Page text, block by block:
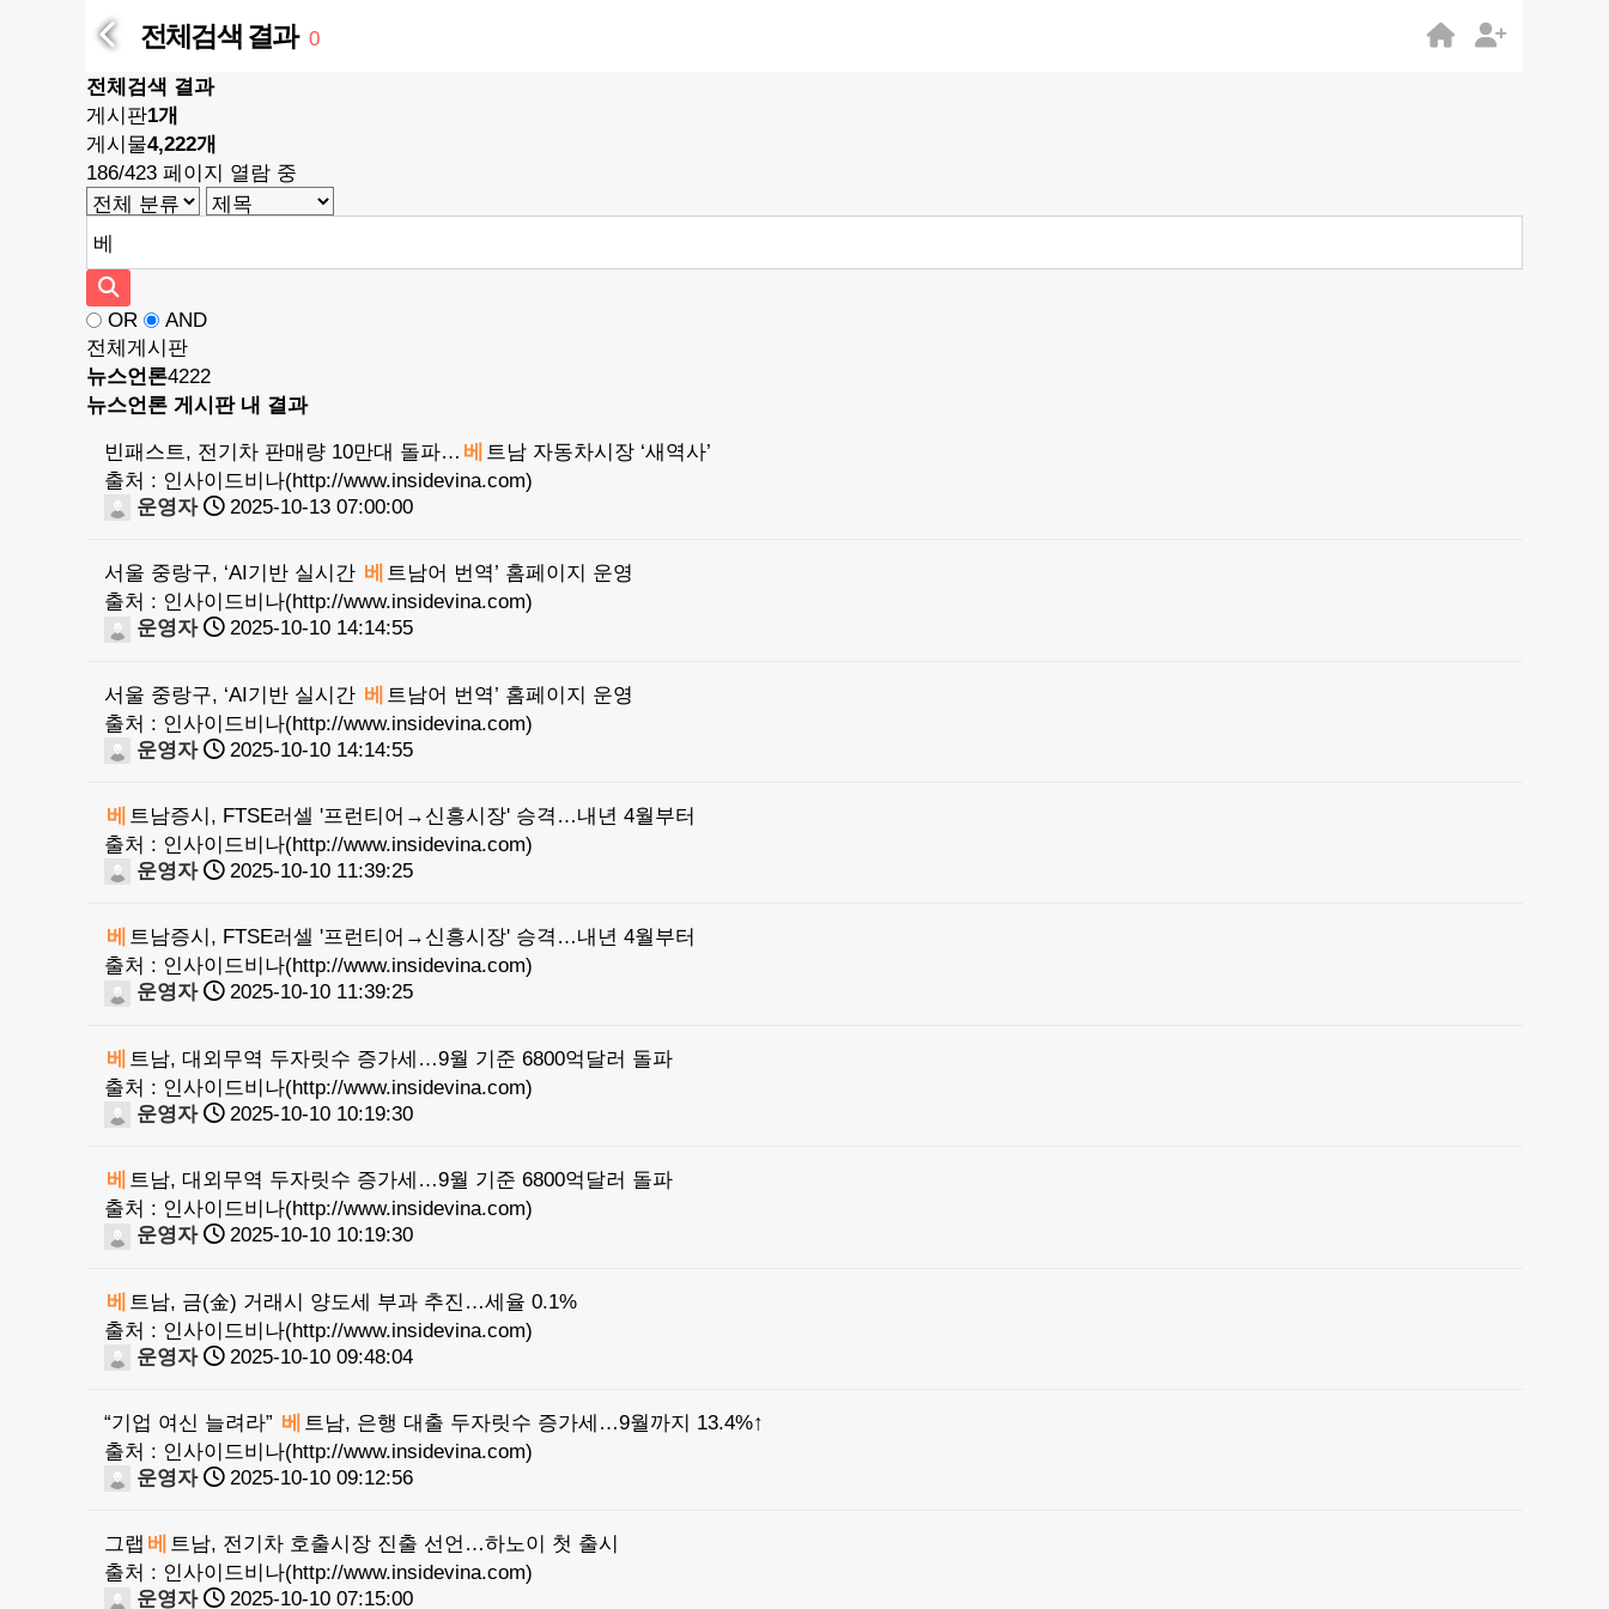
전체검색 결과 0
전체검색 결과
게시판1개
게시물4,222개
186/423 페이지 열람 중
OR
AND
전체게시판
뉴스언론4222
뉴스언론 게시판 내 결과
빈패스트, 전기차 판매량 10만대 돌파… 베 트남 자동차시장 ‘새역사’
출처 : 인사이드비나(http://www.insidevina.com)
운영자
2025-10-13 07:00:00
서울 중랑구, ‘AI기반 실시간 베 트남어 번역’ 홈페이지 운영
출처 : 인사이드비나(http://www.insidevina.com)
운영자
2025-10-10 14:14:55
서울 중랑구, ‘AI기반 실시간 베 트남어 번역’ 홈페이지 운영
출처 : 인사이드비나(http://www.insidevina.com)
운영자
2025-10-10 14:14:55
베 트남증시, FTSE러셀 '프런티어→신흥시장' 승격…내년 4월부터
출처 : 인사이드비나(http://www.insidevina.com)
운영자
2025-10-10 11:39:25
베 트남증시, FTSE러셀 '프런티어→신흥시장' 승격…내년 4월부터
출처 : 인사이드비나(http://www.insidevina.com)
운영자
2025-10-10 11:39:25
베 트남, 대외무역 두자릿수 증가세…9월 기준 6800억달러 돌파
출처 : 인사이드비나(http://www.insidevina.com)
운영자
2025-10-10 10:19:30
베 트남, 대외무역 두자릿수 증가세…9월 기준 6800억달러 돌파
출처 : 인사이드비나(http://www.insidevina.com)
운영자
2025-10-10 10:19:30
베 트남, 금(金) 거래시 양도세 부과 추진…세율 0.1%
출처 : 인사이드비나(http://www.insidevina.com)
운영자
2025-10-10 09:48:04
“기업 여신 늘려라” 베 트남, 은행 대출 두자릿수 증가세…9월까지 13.4%↑
출처 : 인사이드비나(http://www.insidevina.com)
운영자
2025-10-10 09:12:56
그랩 베 트남, 전기차 호출시장 진출 선언…하노이 첫 출시
출처 : 인사이드비나(http://www.insidevina.com)
운영자
2025-10-10 07:15:00